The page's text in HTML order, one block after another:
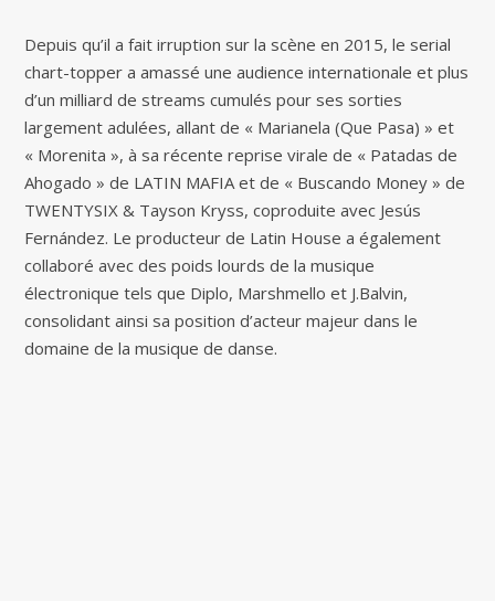
Depuis qu’il a fait irruption sur la scène en 2015, le serial
chart-topper a amassé une audience internationale et plus
d’un milliard de streams cumulés pour ses sorties
largement adulées, allant de « Marianela (Que Pasa) » et
« Morenita », à sa récente reprise virale de « Patadas de
Ahogado » de LATIN MAFIA et de « Buscando Money » de
TWENTYSIX & Tayson Kryss, coproduite avec Jesús
Fernández. Le producteur de Latin House a également
collaboré avec des poids lourds de la musique
électronique tels que Diplo, Marshmello et J.Balvin,
consolidant ainsi sa position d’acteur majeur dans le
domaine de la musique de danse.